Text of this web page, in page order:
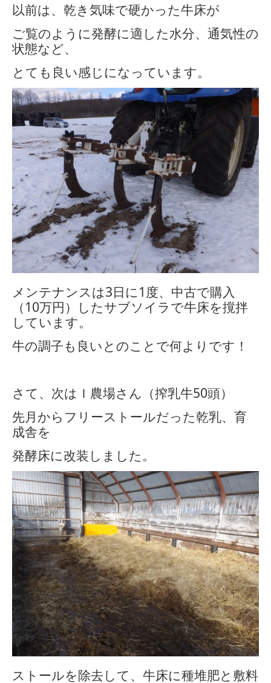
以前は、乾き気味で硬かった牛床が
ご覧のように発酵に適した水分、通気性の
状態など、
とても良い感じになっています。
メンテナンスは3日に1 度、中古で購入
（10万円）したサブソイラで牛床を撹拌
しています。
牛の調子も良いとのことで何よりです！
さて、次はＩ農場さん（搾乳牛50頭）
先月からフリーストールだった乾乳、育
成舎を
発酵床に改装しました。
ストールを除去して、牛床に種堆肥と敷料